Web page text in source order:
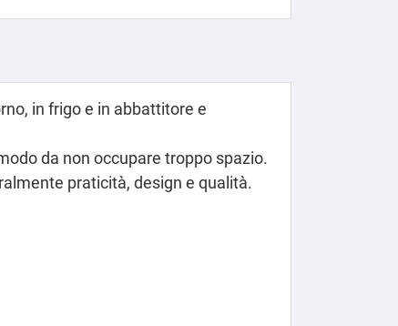
in frigo e in abbattitore e
da non occupare troppo spazio.
praticità, design e qualità.